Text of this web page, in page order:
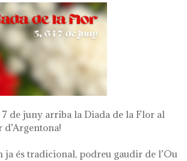
de juny arriba la Diada de la Flor al
ja és tradicional, podreu gaudir de l’Ou